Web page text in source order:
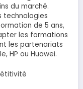
du marché.
technologies
de 5 ans,
les formations
les partenariats
HP ou Huawei.